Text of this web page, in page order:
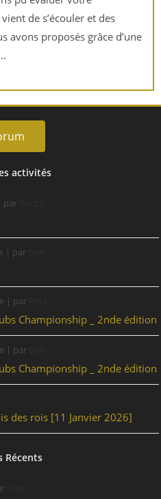
de s’écouler et des
avons proposés grâce d’une
activités
par
| par
| par
Championship _ 2nde édition
| par
Championship _ 2nde édition
des rois [11 Janvier 2026]
Récents